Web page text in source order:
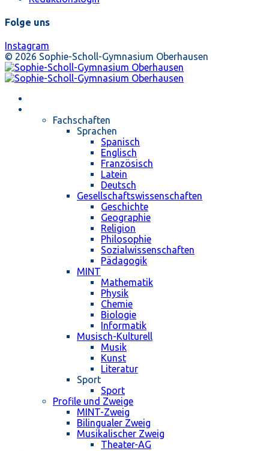
Folge uns
Instagram
© 2026 Sophie-Scholl-Gymnasium Oberhausen
Fachschaften
Sprachen
Spanisch
Englisch
Französisch
Latein
Deutsch
Gesellschaftswissenschaften
Geschichte
Geographie
Religion
Philosophie
Sozialwissenschaften
Pädagogik
MINT
Mathematik
Physik
Chemie
Biologie
Informatik
Musisch-Kulturell
Musik
Kunst
Literatur
Sport
Sport
Profile und Zweige
MINT-Zweig
Bilingualer Zweig
Musikalischer Zweig
Theater-AG